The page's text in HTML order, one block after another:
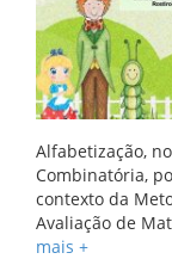
Alfabetização,
Combinatória,
contexto da
Avaliação de
mais +